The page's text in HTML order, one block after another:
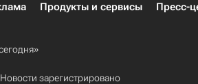
Продукты и сервисы Пресс-
зарегистрировано